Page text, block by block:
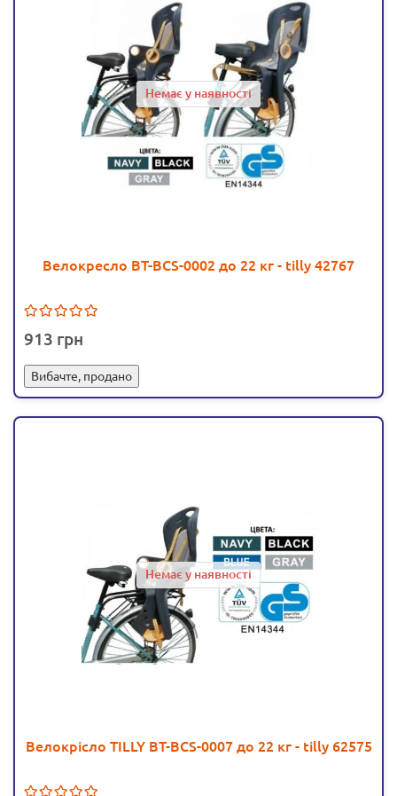
Немає у наявності
Велокресло BT-BCS-0002 до 22 кг - tilly 42767
913
Вибачте, продано
Немає у наявності
Велокрісло TILLY BT-BCS-0007 до 22 кг - tilly 62575